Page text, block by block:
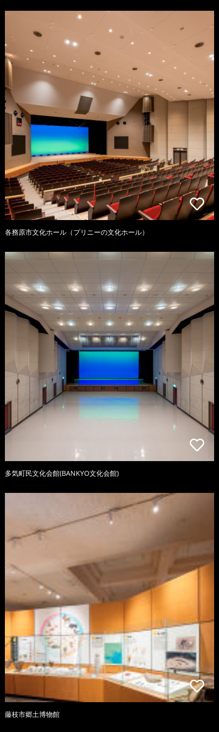
各務原市文化ホール（プリニーの文化ホール）
多気町民文化会館(BANKYO文化会館)
藤枝市郷土博物館